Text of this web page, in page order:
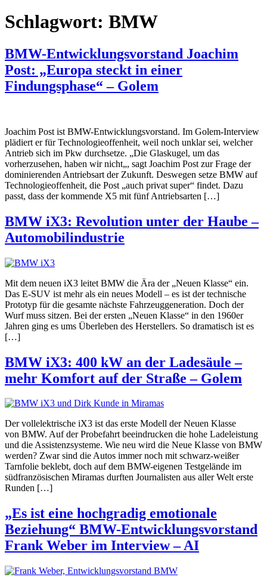
Schlagwort: BMW
BMW-Entwicklungsvorstand Joachim
Post: „Europa steckt in einer
Findungsphase“ – Golem
Joachim Post ist BMW-Entwicklungsvorstand. Im Golem-Interview
plädiert er für Technologieoffenheit, weil noch unklar sei, welcher
Antrieb sich im Pkw durchsetze. „Die Glaskugel, um das
vorherzusehen, haben wir nicht„, sagt Joachim Post zur Frage der
dominierenden Antriebsart der Zukunft. Deswegen setze BMW auf
Technologieoffenheit, die Post „auch privat super“ findet. Dazu
passt, dass der kommende X5 mit fünf Antriebsarten […]
BMW iX3: Revolution unter der Haube –
Automobilindustrie
Mit dem neuen iX3 leitet BMW die Ära der „Neuen Klasse“ ein.
Das E-SUV ist mehr als ein neues Modell – es ist der technische
Prototyp für die gesamte nächste Fahrzeuggeneration. Doch der
Wurf muss sitzen. Bei der ersten „Neuen Klasse“ in den 1960er
Jahren ging es ums Überleben des Herstellers. So dramatisch ist es
[…]
BMW iX3: 400 kW an der Ladesäule –
mehr Komfort auf der Straße – Golem
Der vollelektrische iX3 ist das erste Modell der Neuen Klasse
von BMW. Auf der Probefahrt beeindrucken die hohe Ladeleistung
und die Assistenzsysteme. Wie neu wird die Neue Klasse von BMW
werden? Zwar sind die Autos immer noch mit schwarz-weißer
Tarnfolie beklebt, doch auf dem BMW-eigenen Testgelände im
südfranzösischen Miramas durften Journalisten aus aller Welt erste
Runden […]
„Es ist eine hochgradig emotionale
Beziehung“ BMW-Entwicklungsvorstand
Frank Weber im Interview – AI